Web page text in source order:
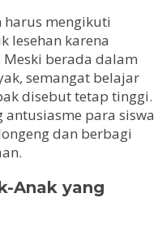
harus mengikuti
lesehan karena
berada dalam
semangat belajar
disebut tetap tinggi.
para siswa
dan berbagi
Anak yang